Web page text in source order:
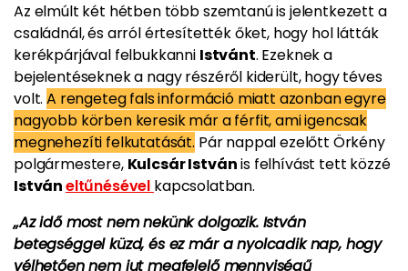
Az elmúlt két hétben több szemtanú is jelentkezett a
családnál, és arról értesítették őket, hogy hol látták
kerékpárjával felbukkanni Istvánt. Ezeknek a
bejelentéseknek a nagy részéről kiderült, hogy téves
volt.A rengeteg fals információ miatt azonban egyre
nagyobb körben keresik már a férfit, ami igencsak
megnehezíti felkutatását. Pár nappal ezelőtt Örkény
polgármestere, Kulcsár Istvánis felhívást tett közzé
Istváneltűnésével kapcsolatban.
„Az idő most nem nekünk dolgozik. István
betegséggel küzd, és ez már a nyolcadik nap, hogy
vélhetően nem jut megfelelő mennyiségű